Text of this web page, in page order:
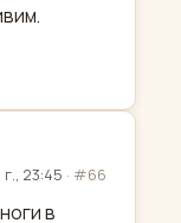
23:45 · #66
в